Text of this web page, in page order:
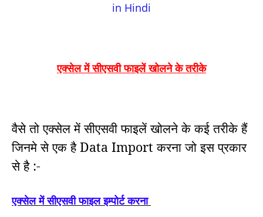
in Hindi
एक्सेल में सीएसवी फाइलें खोलने के तरीके
वैसे तो एक्सेल में सीएसवी फाइलें खोलने के कई तरीके हैं
जिनमे से एक है Data Import करना जो इस प्रकार
से है :-
एक्सेल में सीएसवी फाइल इम्पोर्ट करना